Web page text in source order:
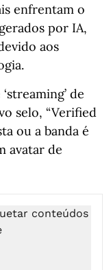
enfrentam o
por IA,
aos
de
selo, “Verified
ou a banda é
avatar de